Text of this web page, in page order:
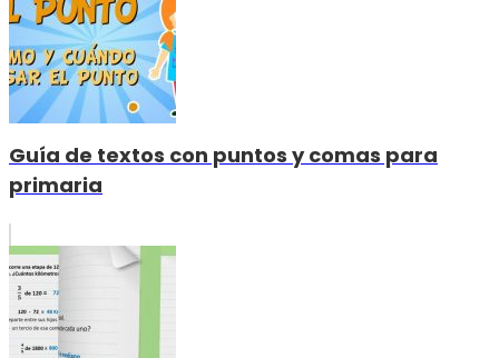
Guía de textos con puntos y comas para
primaria